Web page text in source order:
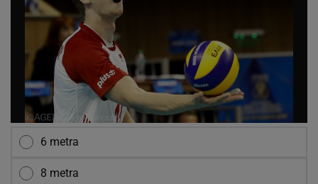
6 metra
8 metra